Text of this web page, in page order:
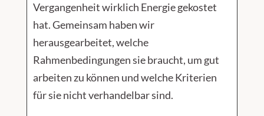
Vergangenheit wirklich Energie gekostet
hat. Gemeinsam haben wir
herausgearbeitet, welche
Rahmenbedingungen sie braucht, um gut
arbeiten zu können und welche Kriterien
für sie nicht verhandelbar sind.